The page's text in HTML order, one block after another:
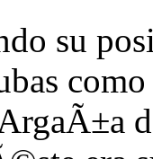
su